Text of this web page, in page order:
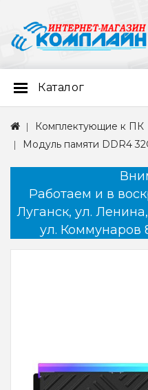
Каталог
Комплектующие к ПК
Модуль памяти DDR4
Работаем и в
Луганск, ул.
ул. Коммунаров